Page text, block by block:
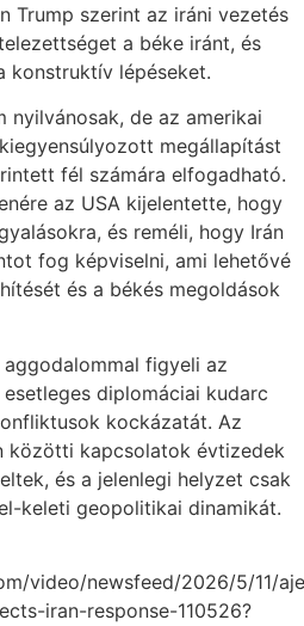
Trump szerint az iráni vezetés
a béke iránt, és
konstruktív lépéseket.
nyilvánosak, de az amerikai
megállapítást
fél számára elfogadható.
az USA kijelentette, hogy
és reméli, hogy Irán
fog képviselni, ami lehetővé
és a békés megoldások
figyeli az
diplomáciai kudarc
kockázatát. Az
közötti kapcsolatok évtizedek
és a jelenlegi helyzet csak
keleti geopolitikai dinamikát.
video/newsfeed/2026/5/11/
iran-response-110526?